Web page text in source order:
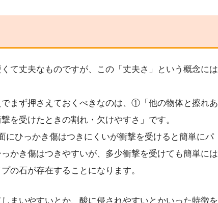
て丈夫なものですが、この「丈夫さ」という概念には
まず押さえておくべきなのは、①「他の物体と擦れあ
を受けたときの割れ・欠けやすさ」です。
にひっかき傷はつきにくいが衝撃を受けると簡単にパ
かき傷はつきやすいが、多少衝撃を受けても簡単には
の石が存在することになります。
まいやすいとか、酸に侵されやすいとかいった特徴を